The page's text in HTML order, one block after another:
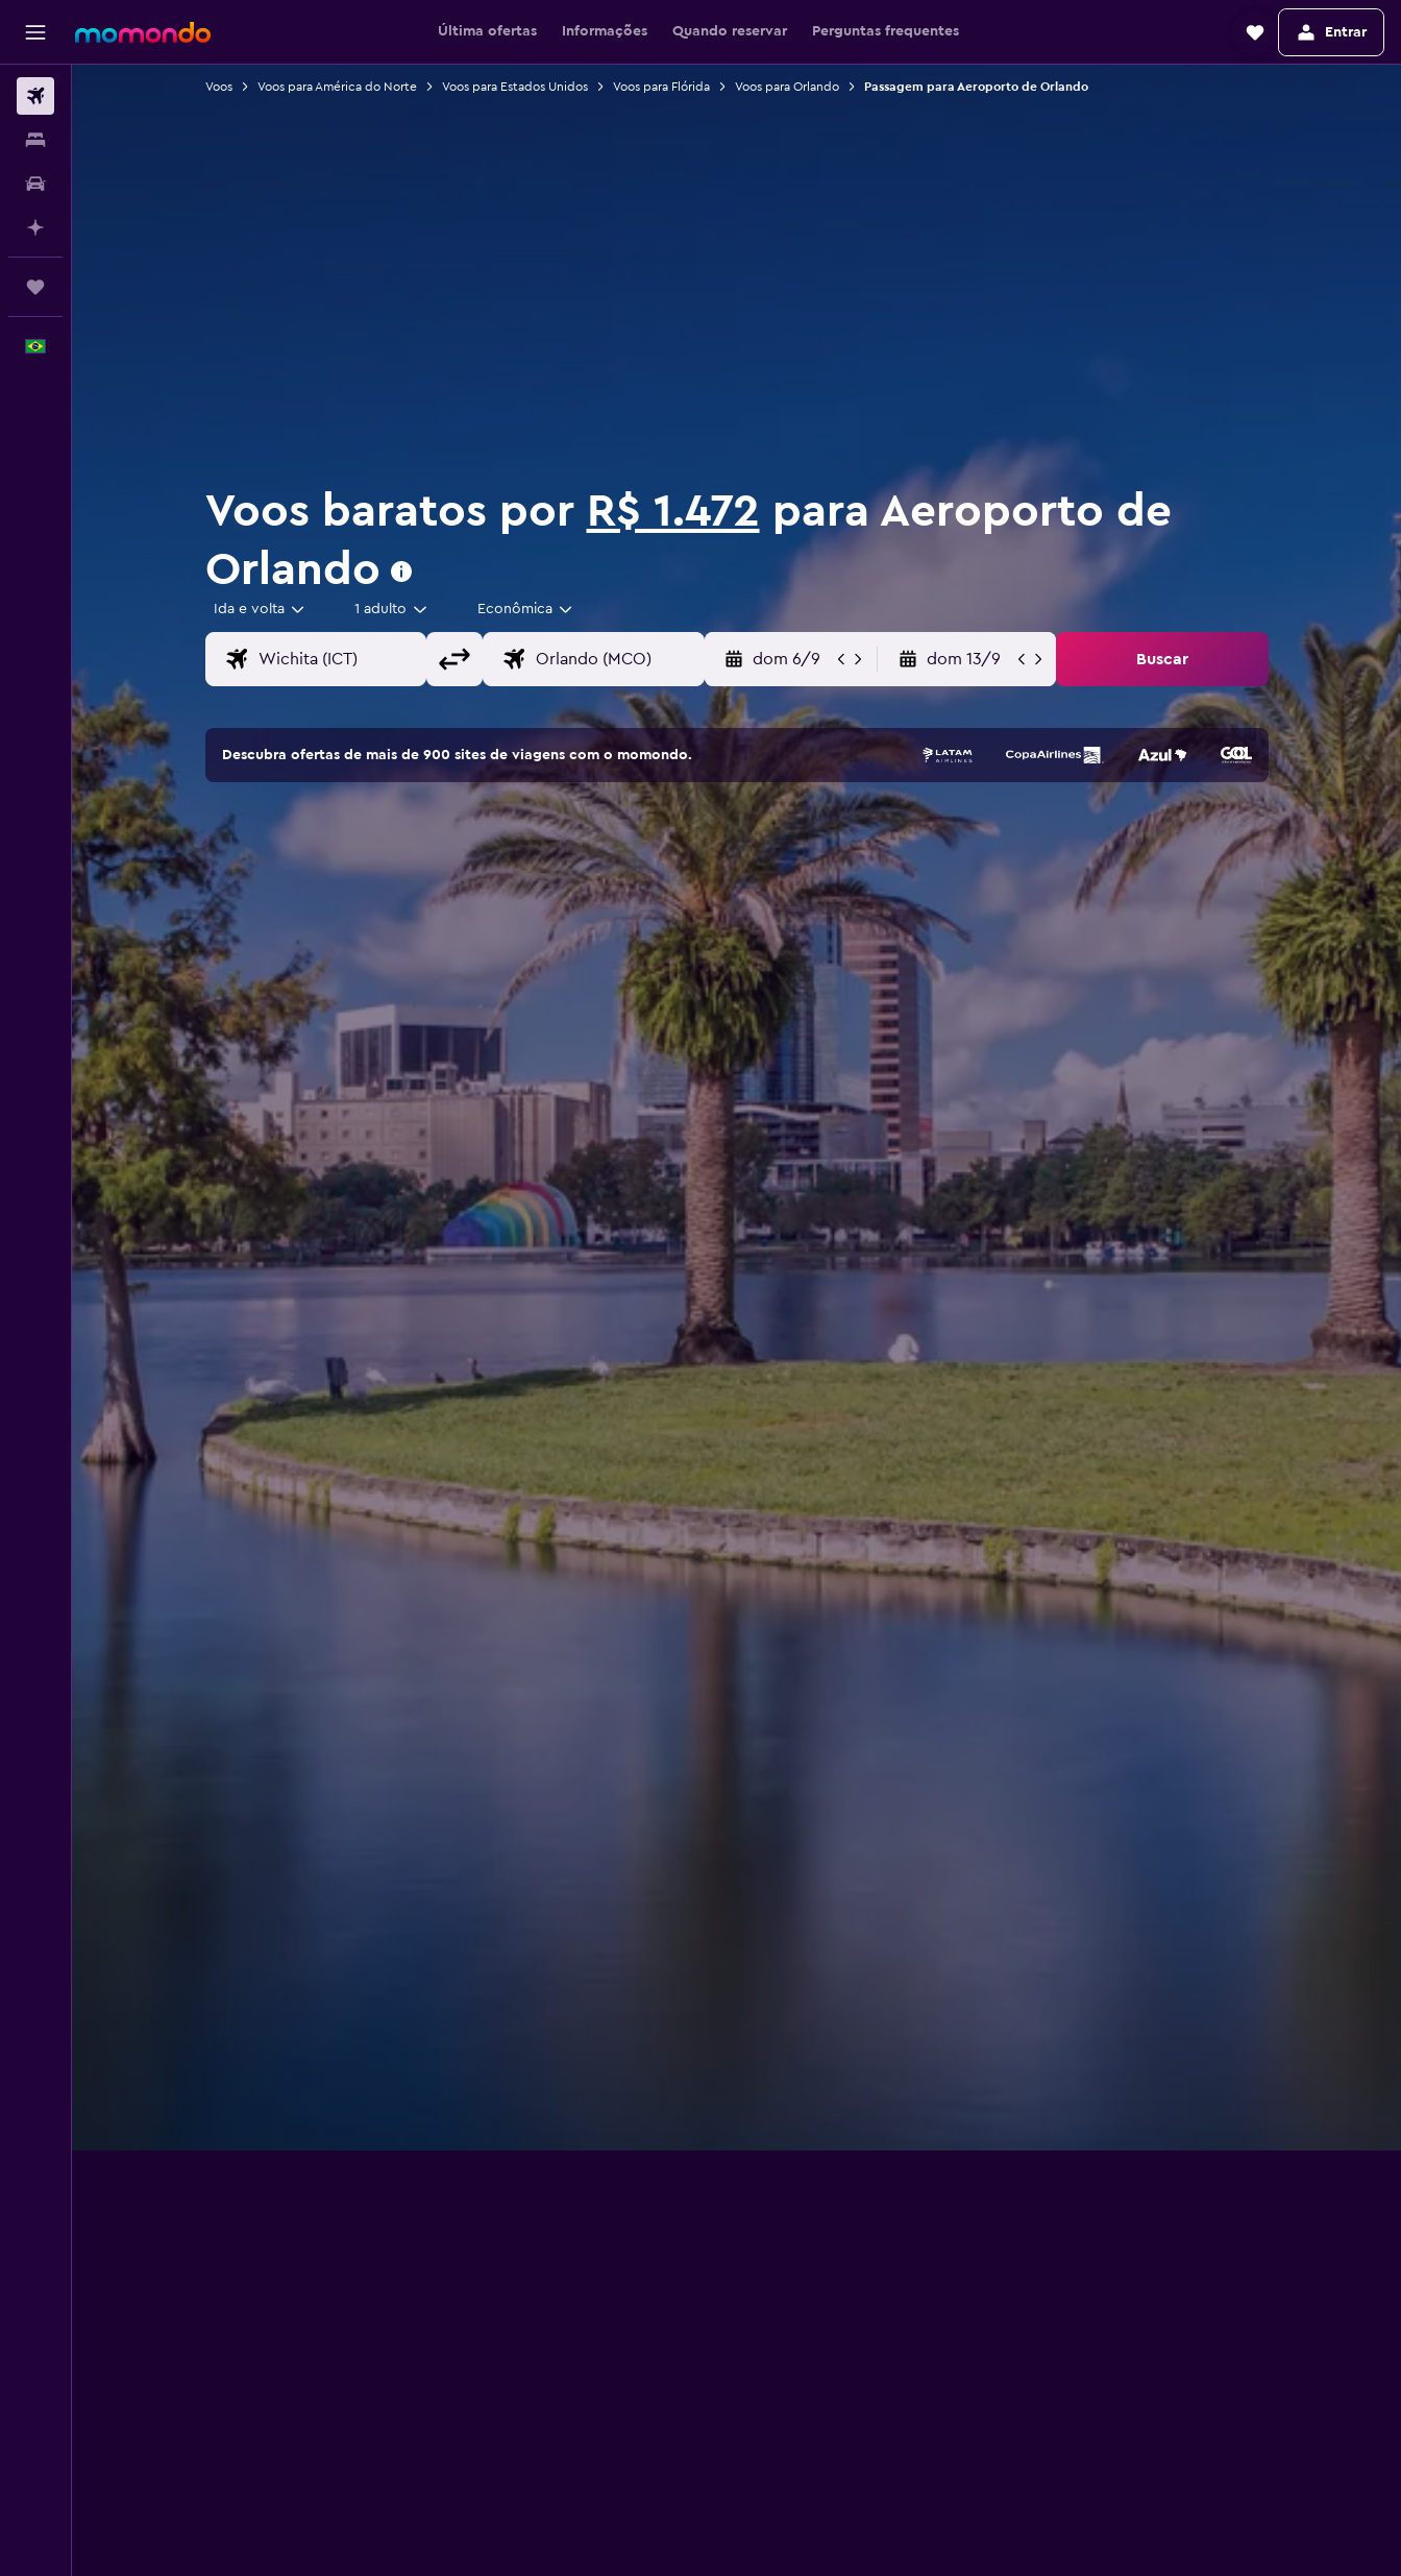
Última ofertas Informações Quando reservar Perguntas frequentes Entrar
Voos Voos para América do Norte Voos para Estados Unidos Voos para Flórida Voos para Orlando Passagem para Aeroporto de Orlando
Voos baratos por R$ 1.472 para Aeroporto de
Orlando
Ida e volta 1 adulto Econômica
dom 6/9 dom 13/9 Buscar
Descubra ofertas de mais de 900 sites de viagens com o momondo.